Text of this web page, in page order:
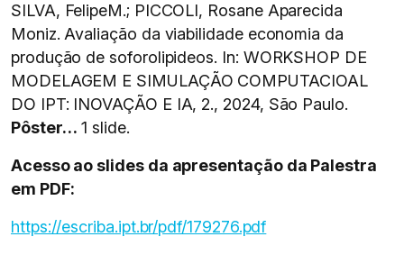
SILVA, FelipeM.; PICCOLI, Rosane Aparecida
Moniz. Avaliação da viabilidade economia da
produção de soforolipideos. In: WORKSHOP DE
MODELAGEM E SIMULAÇÃO COMPUTACIOAL
DO IPT: INOVAÇÃO E IA, 2., 2024, São Paulo.
Pôster… 1 slide.
Acesso ao slides da apresentação da Palestra
em PDF:
https://escriba.ipt.br/pdf/179276.pdf